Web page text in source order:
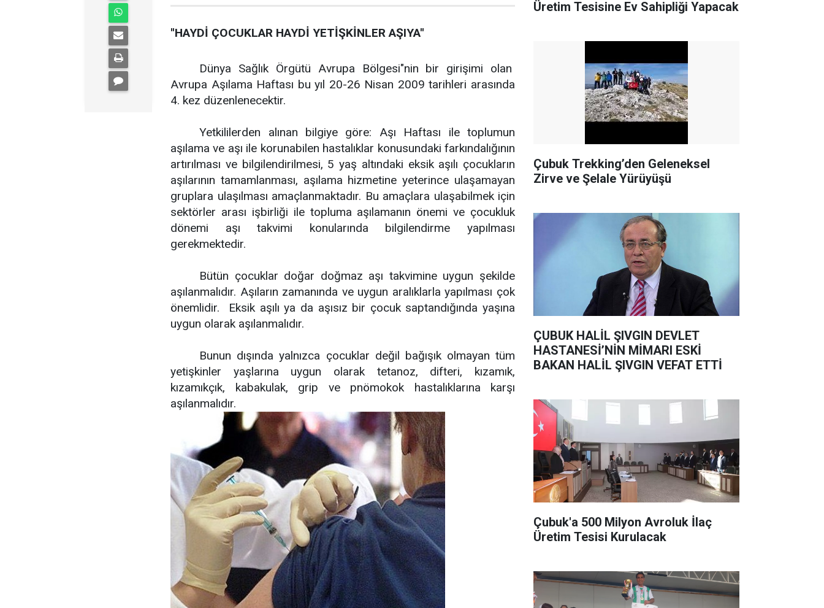
''HAYDİ ÇOCUKLAR HAYDİ YETİŞKİNLER AŞIYA''
Dünya Sağlık Örgütü Avrupa Bölgesi"nin bir girişimi olan
Avrupa Aşılama Haftası bu yıl 20-26 Nisan 2009 tarihleri arasında
4. kez düzenlenecektir.
Yetkililerden alınan bilgiye göre: Aşı Haftası ile toplumun
aşılama ve aşı ile korunabilen hastalıklar konusundaki farkındalığının
artırılması ve bilgilendirilmesi, 5 yaş altındaki eksik aşılı çocukların
aşılarının tamamlanması, aşılama hizmetine yeterince ulaşamayan
gruplara ulaşılması amaçlanmaktadır. Bu amaçlara ulaşabilmek için
sektörler arası işbirliği ile topluma aşılamanın önemi ve çocukluk
dönemi aşı takvimi konularında bilgilendirme yapılması
gerekmektedir.
Bütün çocuklar doğar doğmaz aşı takvimine uygun şekilde
aşılanmalıdır. Aşıların zamanında ve uygun aralıklarla yapılması çok
önemlidir.
Eksik aşılı ya da aşısız bir çocuk saptandığında yaşına
uygun olarak aşılanmalıdır.
Bunun dışında yalnızca çocuklar değil bağışık olmayan tüm
yetişkinler yaşlarına uygun olarak tetanoz, difteri, kızamık,
kızamıkçık, kabakulak, grip ve pnömokok hastalıklarına karşı
aşılanmalıdır.
Üretim Tesisine Ev Sahipliği Yapacak
Çubuk Trekking’den Geleneksel
Zirve ve Şelale Yürüyüşü
ÇUBUK HALİL ŞIVGIN DEVLET
HASTANESİ’NİN MİMARI ESKİ
BAKAN HALİL ŞIVGIN VEFAT ETTİ
Çubuk'a 500 Milyon Avroluk İlaç
Üretim Tesisi Kurulacak